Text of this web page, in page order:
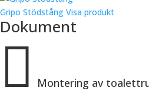
Gripo Stödstång Visa produkt
Dokument
 Montering av